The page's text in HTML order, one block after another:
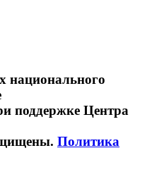
национального
поддержке Центра
Политика